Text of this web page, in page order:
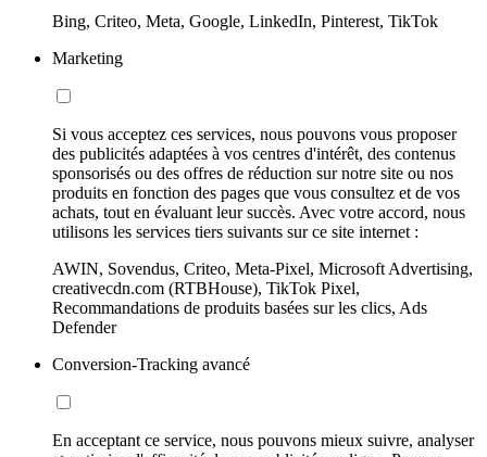
Bing, Criteo, Meta, Google, LinkedIn, Pinterest, TikTok
Marketing
Si vous acceptez ces services, nous pouvons vous proposer
des publicités adaptées à vos centres d'intérêt, des contenus
sponsorisés ou des offres de réduction sur notre site ou nos
produits en fonction des pages que vous consultez et de vos
achats, tout en évaluant leur succès. Avec votre accord, nous
utilisons les services tiers suivants sur ce site internet :
AWIN, Sovendus, Criteo, Meta-Pixel, Microsoft Advertising,
creativecdn.com (RTBHouse), TikTok Pixel,
Recommandations de produits basées sur les clics, Ads
Defender
Conversion-Tracking avancé
En acceptant ce service, nous pouvons mieux suivre, analyser